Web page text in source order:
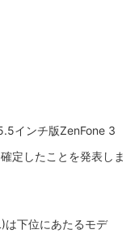
インチ版ZenFone 3
定したことを発表しま
下位にあたるモデ